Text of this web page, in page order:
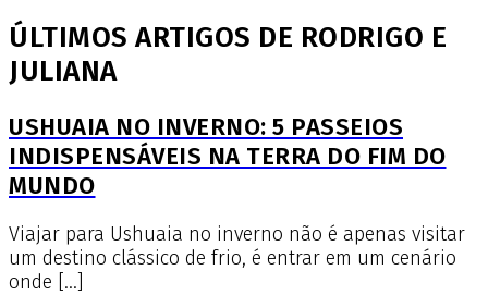
ÚLTIMOS ARTIGOS DE RODRIGO E
JULIANA
USHUAIA NO INVERNO: 5 PASSEIOS
INDISPENSÁVEIS NA TERRA DO FIM DO
MUNDO
Viajar para Ushuaia no inverno não é apenas visitar
um destino clássico de frio, é entrar em um cenário
onde […]